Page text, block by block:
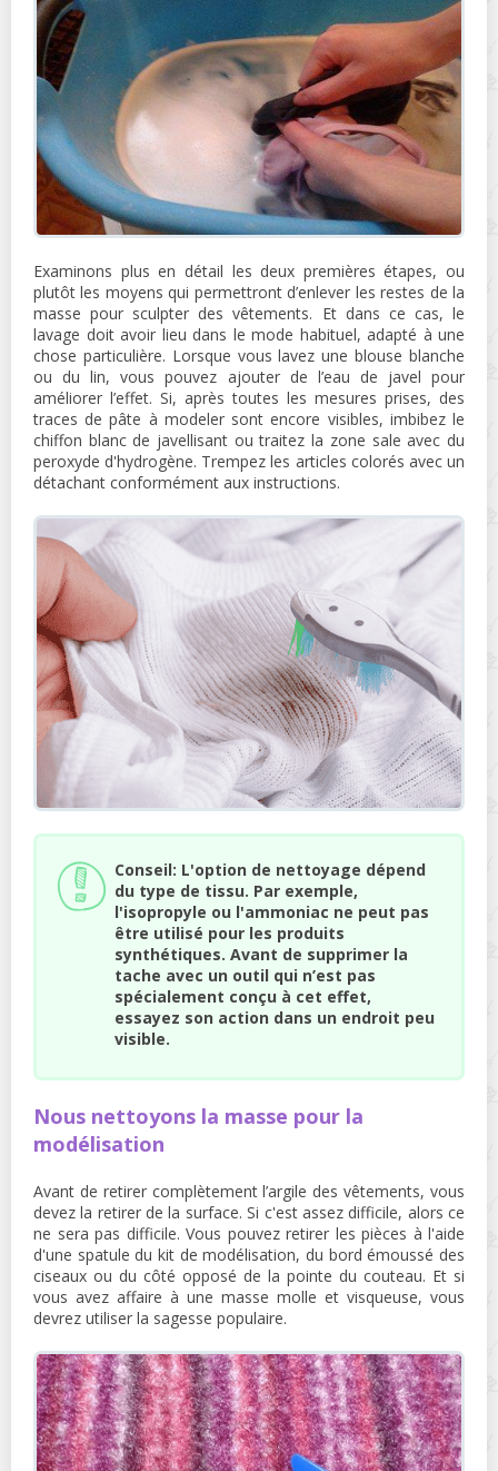
Examinons plus en détail les deux premières étapes, ou
plutôt les moyens qui permettront d’enlever les restes de la
masse pour sculpter des vêtements. Et dans ce cas, le
lavage doit avoir lieu dans le mode habituel, adapté à une
chose particulière. Lorsque vous lavez une blouse blanche
ou du lin, vous pouvez ajouter de l’eau de javel pour
améliorer l’effet. Si, après toutes les mesures prises, des
traces de pâte à modeler sont encore visibles, imbibez le
chiffon blanc de javellisant ou traitez la zone sale avec du
peroxyde d'hydrogène. Trempez les articles colorés avec un
détachant conformément aux instructions.
Conseil: L'option de nettoyage dépend
du type de tissu. Par exemple,
l'isopropyle ou l'ammoniac ne peut pas
être utilisé pour les produits
synthétiques. Avant de supprimer la
tache avec un outil qui n’est pas
spécialement conçu à cet effet,
essayez son action dans un endroit peu
visible.
Nous nettoyons la masse pour la
modélisation
Avant de retirer complètement l’argile des vêtements, vous
devez la retirer de la surface. Si c'est assez difficile, alors ce
ne sera pas difficile. Vous pouvez retirer les pièces à l'aide
d'une spatule du kit de modélisation, du bord émoussé des
ciseaux ou du côté opposé de la pointe du couteau. Et si
vous avez affaire à une masse molle et visqueuse, vous
devrez utiliser la sagesse populaire.